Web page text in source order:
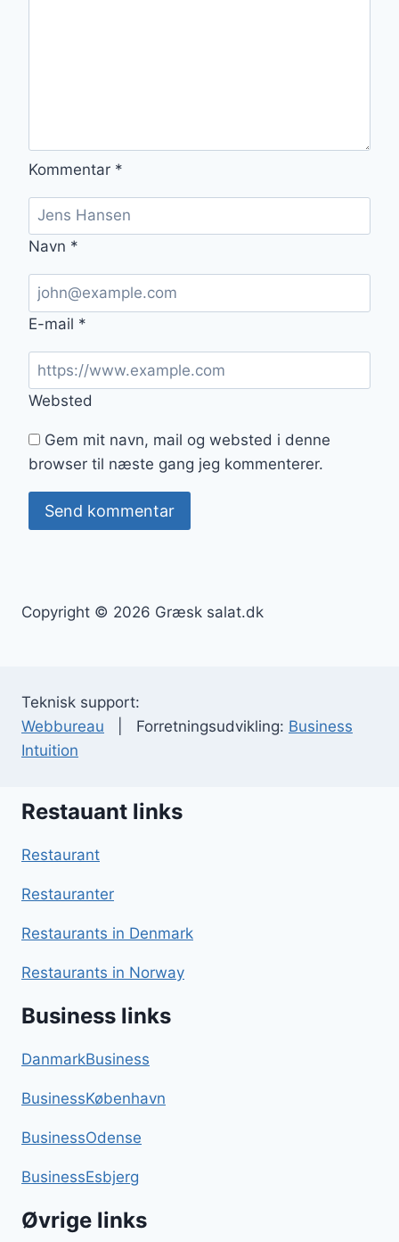
Kommentar *
Navn *
E-mail *
Websted
Gem mit navn, mail og websted i denne
browser til næste gang jeg kommenterer.
Copyright © 2026 Græsk salat.dk
Teknisk support:
Webbureau | Forretningsudvikling: Business
Intuition
Restauant links
Restaurant
Restauranter
Restaurants in Denmark
Restaurants in Norway
Business links
DanmarkBusiness
BusinessKøbenhavn
BusinessOdense
BusinessEsbjerg
Øvrige links